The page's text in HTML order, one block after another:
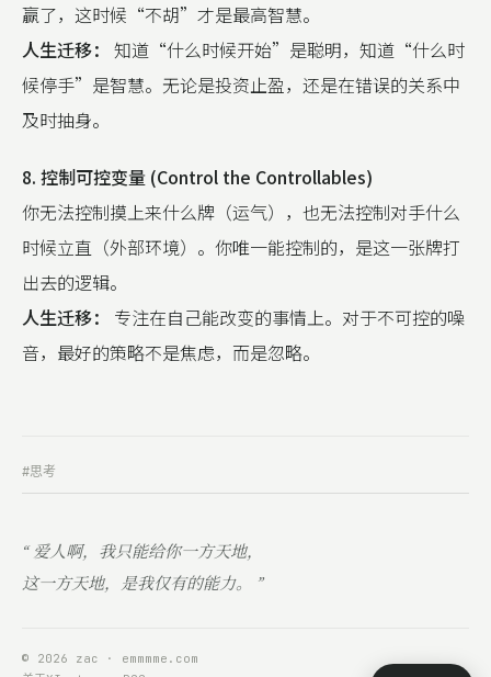
赢了，这时候“不胡”才是最高智慧。
人生迁移： 知道“什么时候开始”是聪明，知道“什么时
候停手”是智慧。无论是投资止盈，还是在错误的关系中
及时抽身。
8. 控制可控变量 (Control the Controllables)
你无法控制摸上来什么牌（运气），也无法控制对手什么
时候立直（外部环境）。你唯一能控制的，是这一张牌打
出去的逻辑。
人生迁移：
专注在自己能改变的事情上。对于不可控的噪
音，最好的策略不是焦虑，而是忽略。
#思考
“ 爱人啊，我只能给你一方天地，
这一方天地，是我仅有的能力。 ”
© 2026 zac · emmmme.com